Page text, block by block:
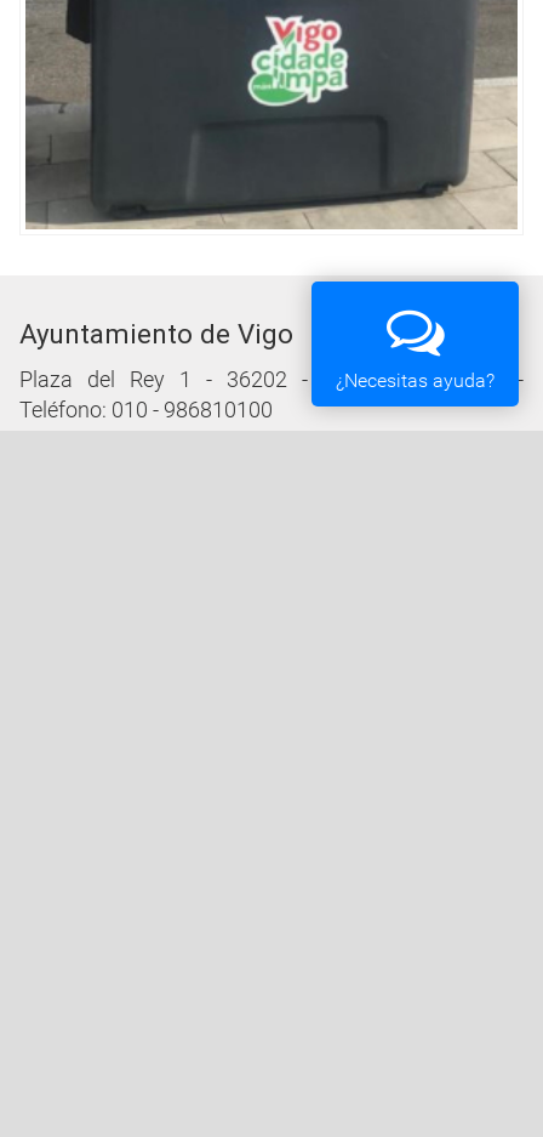
Ayuntamiento de Vigo
Plaza del Rey 1 - 36202 - Vigo (Pontevedra) -
Teléfono: 010 - 986810100
¿Necesitas ayuda?